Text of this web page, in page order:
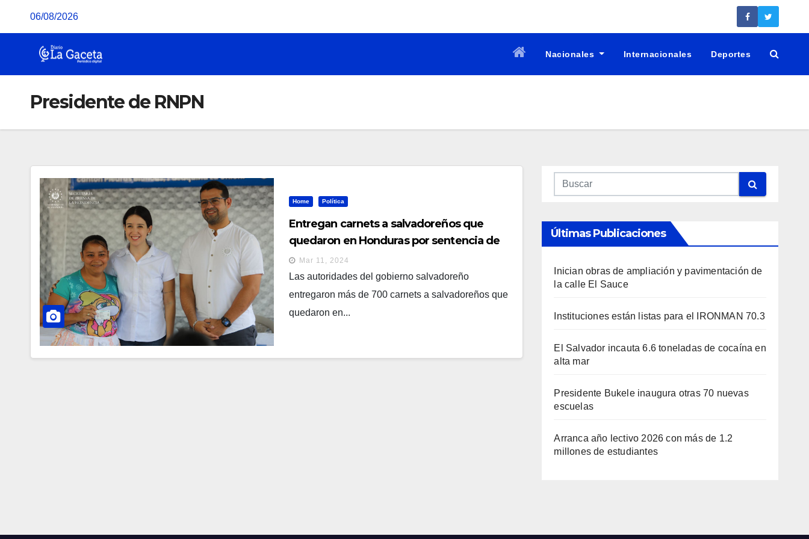
06/08/2026
Nacionales Internacionales Deportes
Presidente de RNPN
Home Política
Entregan carnets a salvadoreños que
quedaron en Honduras por sentencia de
CIJMar 11, 2024
Las autoridades del gobierno salvadoreño
entregaron más de 700 carnets a salvadoreños que
quedaron en...
Últimas Publicaciones
Inician obras de ampliación y pavimentación de
la calle El Sauce
Instituciones están listas para el IRONMAN 70.3
El Salvador incauta 6.6 toneladas de cocaína en
alta mar
Presidente Bukele inaugura otras 70 nuevas
escuelas
Arranca año lectivo 2026 con más de 1.2
millones de estudiantes